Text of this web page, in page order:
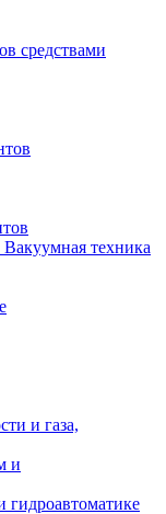
средствами
техника
и газа,
и
гидроавтоматике